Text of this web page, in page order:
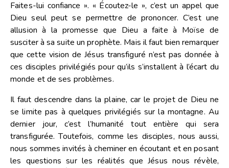
Faites-lui confiance ». « Écoutez-le », c’est un appel que
Dieu seul peut se permettre de prononcer. C’est une
allusion à la promesse que Dieu a faite à Moïse de
susciter à sa suite un prophète. Mais il faut bien remarquer
que cette vision de Jésus transfiguré n’est pas donnée à
ces disciples privilégiés pour qu’ils s’installent à l’écart du
monde et de ses problèmes.
Il faut descendre dans la plaine, car le projet de Dieu ne
se limite pas à quelques privilégiés sur la montagne. Au
dernier jour, c’est l’humanité tout entière qui sera
transfigurée. Toutefois, comme les disciples, nous aussi,
nous sommes invités à cheminer en écoutant et en posant
les questions sur les réalités que Jésus nous révèle,